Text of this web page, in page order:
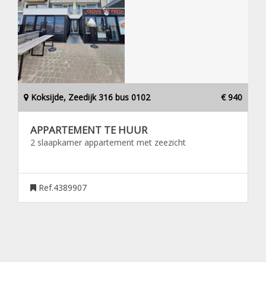
Koksijde, Zeedijk 316 bus 0102 € 940
APPARTEMENT TE HUUR
2 slaapkamer appartement met zeezicht
Ref.4389907